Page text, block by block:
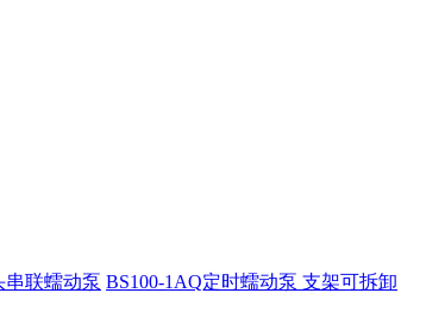
串联蠕动泵 BS100-1AQ定时蠕动泵 支架可拆卸